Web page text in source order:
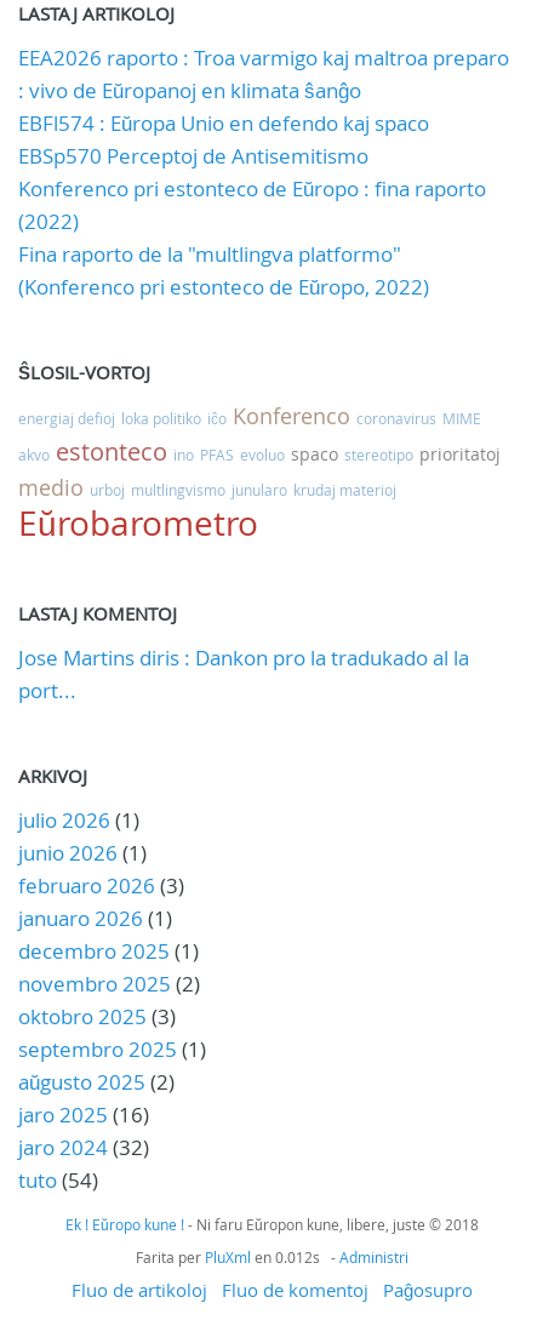
LASTAJ ARTIKOLOJ
EEA2026 raporto : Troa varmigo kaj maltroa preparo
: vivo de Eŭropanoj en klimata ŝanĝo
EBFl574 : Eŭropa Unio en defendo kaj spaco
EBSp570 Perceptoj de Antisemitismo
Konferenco pri estonteco de Eŭropo : fina raporto
(2022)
Fina raporto de la "multlingva platformo"
(Konferenco pri estonteco de Eŭropo, 2022)
ŜLOSIL-VORTOJ
energiaj defioj loka politiko iĉo Konferenco coronavirus MIME
akvo estonteco ino PFAS evoluo spaco stereotipo prioritatoj
medio urboj multlingvismo junularo krudaj materioj
Eŭrobarometro
LASTAJ KOMENTOJ
Jose Martins diris : Dankon pro la tradukado al la
port...
ARKIVOJ
julio 2026 (1)
junio 2026 (1)
februaro 2026 (3)
januaro 2026 (1)
decembro 2025 (1)
novembro 2025 (2)
oktobro 2025 (3)
septembro 2025 (1)
aŭgusto 2025 (2)
jaro 2025 (16)
jaro 2024(32)
tuto(54)
Ek ! Eŭropo kune !- Ni faru Eŭropon kune, libere, juste © 2018
Farita per PluXml en 0.012s -Administri
Fluo de artikoloj Fluo de komentoj Paĝosupro